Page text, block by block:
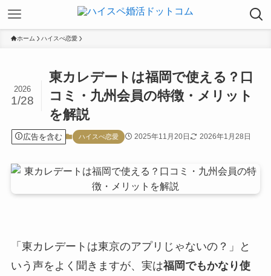
ホーム ハイスぺ恋愛
東カレデートは福岡で使える？口
コミ・九州会員の特徴・メリット
を解説
2026
1/28
広告を含む ハイスぺ恋愛 2025年11月20日 2026年1月28日
「東カレデートは東京のアプリじゃないの？」と
いう声をよく聞きますが、実は福岡でもかなり使